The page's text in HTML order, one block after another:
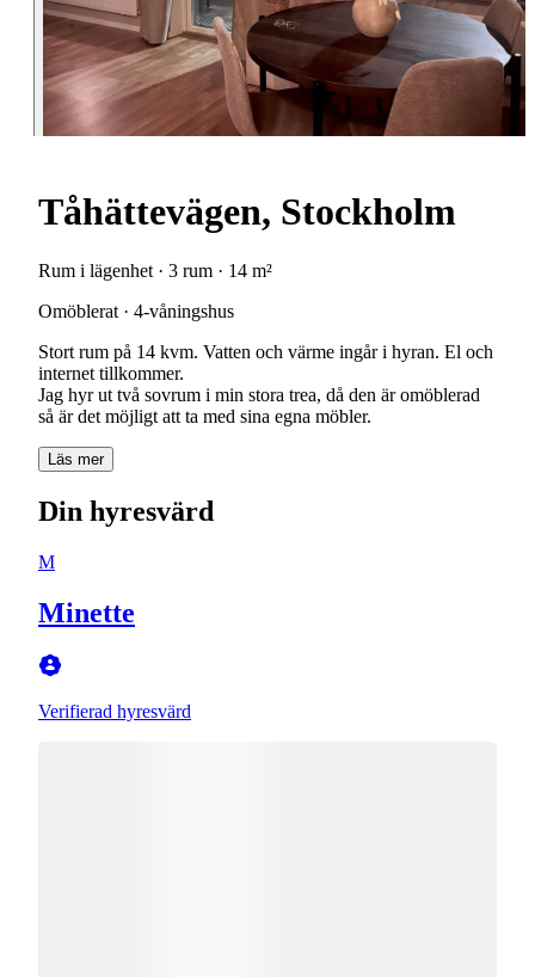
Tåhättevägen, Stockholm
Rum i lägenhet · 3 rum · 14 m²
Omöblerat · 4-våningshus
Stort rum på 14 kvm. Vatten och värme ingår i hyran. El och
internet tillkommer.
Jag hyr ut två sovrum i min stora trea, då den är omöblerad
så är det möjligt att ta med sina egna möbler.
Läs mer
Din hyresvärd
M
Minette
Verifierad hyresvärd